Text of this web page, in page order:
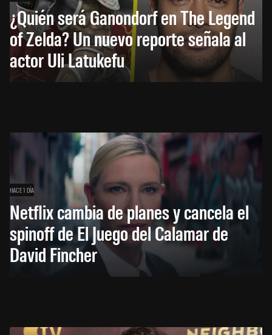
¿Quién será Ganondorf en The Legend
of Zelda? Un nuevo reporte señala al
actor Uli Latukefu
HACE 1 DÍA
Netflix cambia de planes y cancela el
spinoff de El Juego del Calamar de
David Fincher